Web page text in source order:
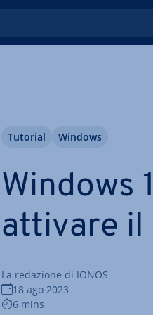
Windows
attivare il
La redazione di IONOS
18 ago 2023
6 mins
Tutorial Windows